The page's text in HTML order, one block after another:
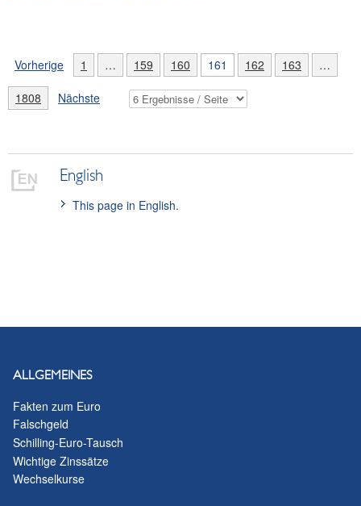
Vorherige 1 … 159 160 161 162 163 …
1808 Nächste
English
This page in English.
ALLGEMEINES
Fakten zum Euro
Falschgeld
Schilling-Euro-Tausch
Wichtige Zinssätze
Wechselkurse